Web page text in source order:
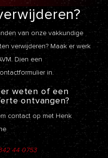
van onze vakkundige
verwijderen? Maak er werk
Dien een
in.
weten of een
ontvangen?
contact op met Henk
44 0753